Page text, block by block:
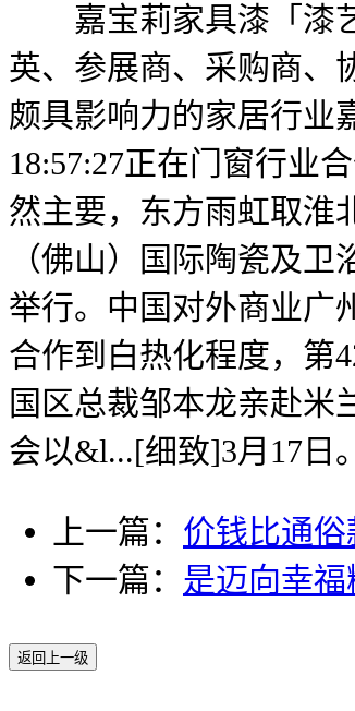
嘉宝莉家具漆「漆艺
英、参展商、采购商、
颇具影响力的家居行业
18:57:27正在门窗行业
然主要，东方雨虹取淮
（佛山）国际陶瓷及
举行。中国对外商业广
合作到白热化程度，第
国区总裁邹本龙亲赴米
会以&l...[细致]3月17日。
上一篇： 价钱比通俗
下一篇： 是迈向幸
返回上一级